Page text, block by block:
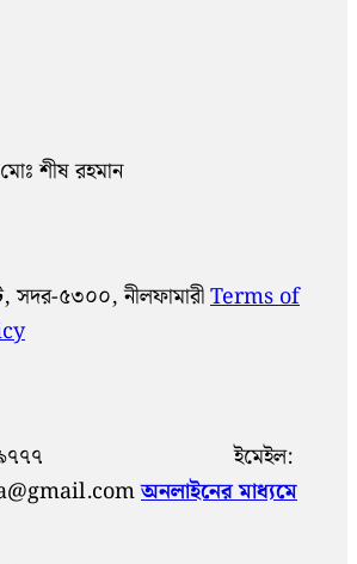
শীষ রহমান
সদর-৫৩০০, নীলফামারীTerms of
ইমেইল:
অনলাইনের মাধ্যমে